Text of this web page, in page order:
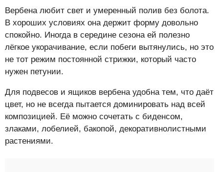
Вербена любит свет и умеренный полив без болота.
В хороших условиях она держит форму довольно
спокойно. Иногда в середине сезона ей полезно
лёгкое укорачивание, если побеги вытянулись, но это
не тот режим постоянной стрижки, который часто
нужен петунии.
Для подвесов и ящиков вербена удобна тем, что даёт
цвет, но не всегда пытается доминировать над всей
композицией. Её можно сочетать с биденсом,
злаками, лобелией, бакопой, декоративнолистными
растениями.